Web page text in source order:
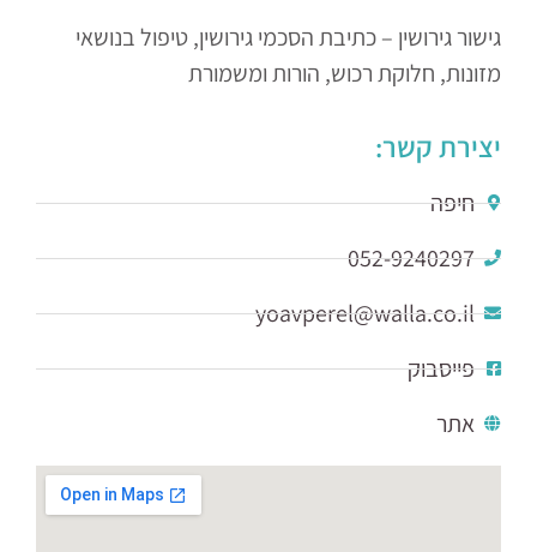
גישור גירושין – כתיבת הסכמי גירושין, טיפול בנושאי
מזונות, חלוקת רכוש, הורות ומשמורת
יצירת קשר:
חיפה
052-9240297
yoavperel@walla.co.il
פייסבוק
אתר